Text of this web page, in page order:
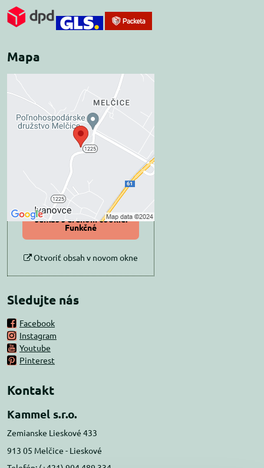
Mapa
Externý obsah je
blokovaný Voľbami
súkromia
Prajete si načítať externý obsah?
Povoliť tentokrát
Povoliť a zapamätať -
súhlas s druhom cookie:
Funkčné
Otvoriť obsah v novom okne
Sledujte nás
Facebook
Instagram
Youtube
Pinterest
Kontakt
Kammel s.r.o.
Zemianske Lieskové 433
913 05 Melčice - Lieskové